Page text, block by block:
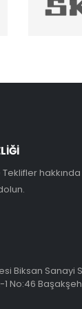
Teklifler
Biksan Sanayi
1 No:46